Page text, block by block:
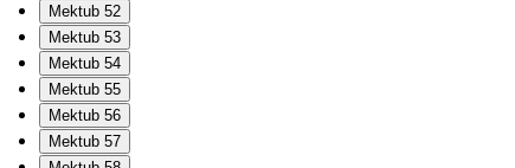
Mektub 52
Mektub 53
Mektub 54
Mektub 55
Mektub 56
Mektub 57